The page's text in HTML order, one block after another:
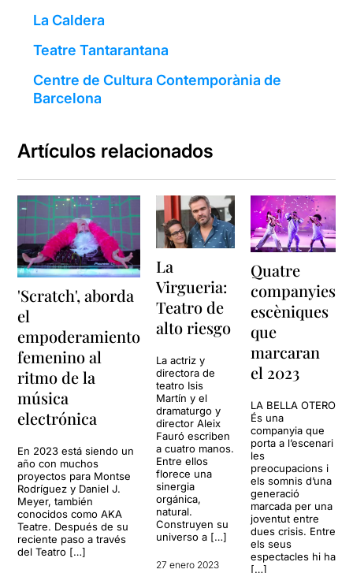
La Caldera
Teatre Tantarantana
Centre de Cultura Contemporània de
Barcelona
Artículos relacionados
'Scratch', aborda
el
empoderamiento
femenino al
ritmo de la
música
electrónica
En 2023 está siendo un
año con muchos
proyectos para Montse
Rodríguez y Daniel J.
Meyer, también
conocidos como AKA
Teatre. Después de su
reciente paso a través
del Teatro […]
La
Virgueria:
Teatro de
alto riesgo
La actriz y
directora de
teatro Isis
Martín y el
dramaturgo y
director Aleix
Fauró escriben
a cuatro manos.
Entre ellos
florece una
sinergia
orgánica,
natural.
Construyen su
universo a […]
27 enero 2023
Quatre
companyies
escèniques
que
marcaran
el 2023
LA BELLA OTERO
És una
companyia que
porta a l’escenari
les
preocupacions i
els somnis d’una
generació
marcada per una
joventut entre
dues crisis. Entre
els seus
espectacles hi ha
[…]